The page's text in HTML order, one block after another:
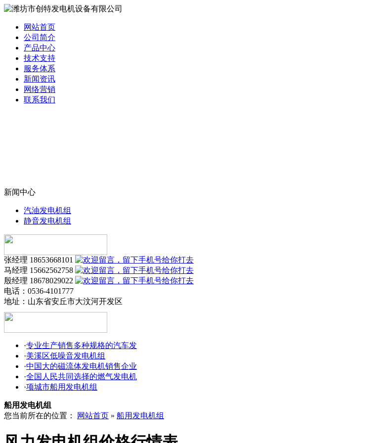
网站首页
公司简介
产品中心
技术支持
服务体系
新闻资讯
网络营销
联系我们
新闻中心
汽油发电机组
静音发电机组
张经理 18653668101
马经理 15662562758
殷经理 18678029022
电话：0536-4101777
地址： 山东省安丘市大汶河开发区
·专业生产销售多种规格的汽车发
·美溪区低噪音发电机组
·中国大的磁流体发电机销售企业
·全国人民共同选择的燃气发电机
·项城市船用发电机组
船用发电机组
您当前所在的位置：
网站首页 » 船用发电机组